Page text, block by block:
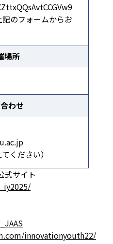
のフォームからお
場所
わせ
ください）
式サイト
innovationyouth22/